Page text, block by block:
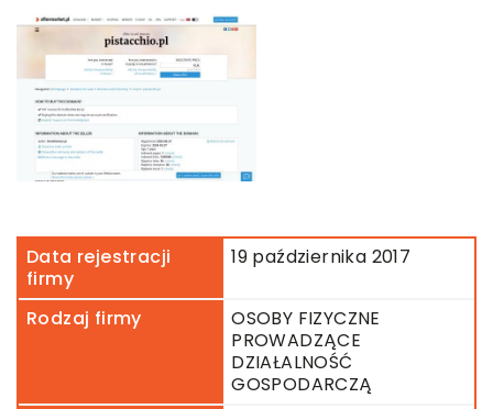
Data rejestracji
firmy
19 października 2017
Rodzaj firmy
OSOBY FIZYCZNE
PROWADZĄCE
DZIAŁALNOŚĆ
GOSPODARCZĄ